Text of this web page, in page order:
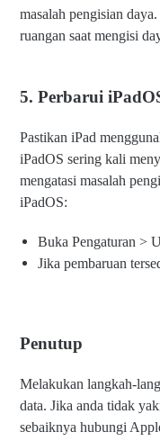
masalah pengisian
ruangan saat mengisi
5. Perbarui
Pastikan iPad
iPadOS sering kali
mengatasi masalah
iPadOS:
Buka Pengaturan >
Jika pembaruan
Penutup
Melakukan langkah-
data. Jika anda tidak
sebaiknya hubungi